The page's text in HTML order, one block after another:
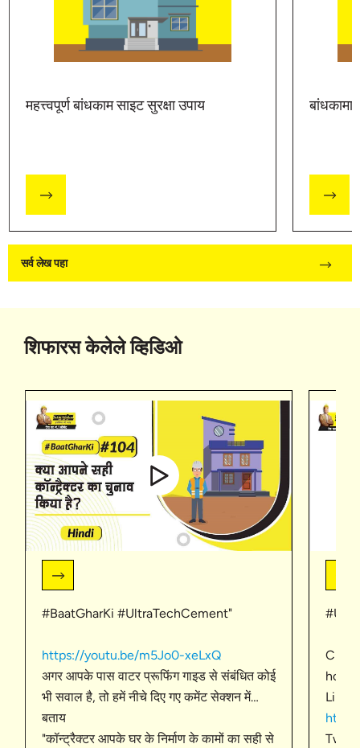
महत्त्वपूर्ण बांधकाम साइट सुरक्षा उपाय
सर्व लेख पहा
शिफारस केलेले व्हिडिओ
"कॉन्ट्रैक्टर आपके घर के निर्माण के कामों का सही से
अगर आपके पास वाटर प्रूफिंग गाइड से संबंधित कोई
भी सवाल है, तो हमें नीचे दिए गए कमेंट सेक्शन में
बताय
https://youtu.be/m5Jo0-xeLxQ
#BaatGharKi #UltraTechCement"
Click